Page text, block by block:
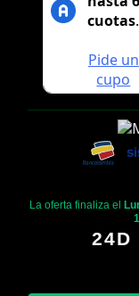
La oferta finaliza el
24D